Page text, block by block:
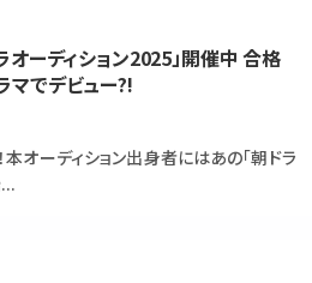
オーディション2025」開催中 合格
でデビュー?!
オーディション出身者にはあの「朝ドラ